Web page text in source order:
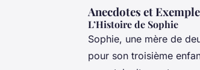
Anecdotes et
L’Histoire de Sophie
Sophie, une mère de
pour son troisième